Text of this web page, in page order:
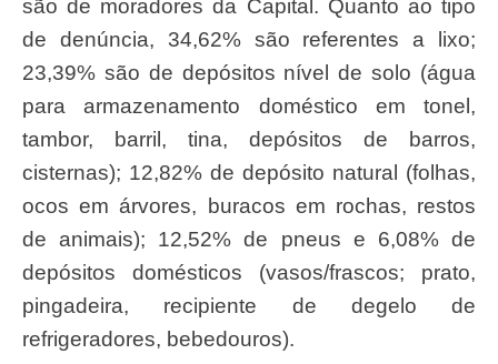
são de moradores da Capital. Quanto ao tipo
de denúncia, 34,62% são referentes a lixo;
23,39% são de depósitos nível de solo (água
para armazenamento doméstico em tonel,
tambor, barril, tina, depósitos de barros,
cisternas); 12,82% de depósito natural (folhas,
ocos em árvores, buracos em rochas, restos
de animais); 12,52% de pneus e 6,08% de
depósitos domésticos (vasos/frascos; prato,
pingadeira, recipiente de degelo de
refrigeradores, bebedouros).